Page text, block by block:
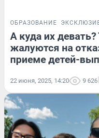
ОБРАЗОВАНИЕ
А куда их
жалуются на
приеме детей-
22 июня, 2025, 14:20 9 626